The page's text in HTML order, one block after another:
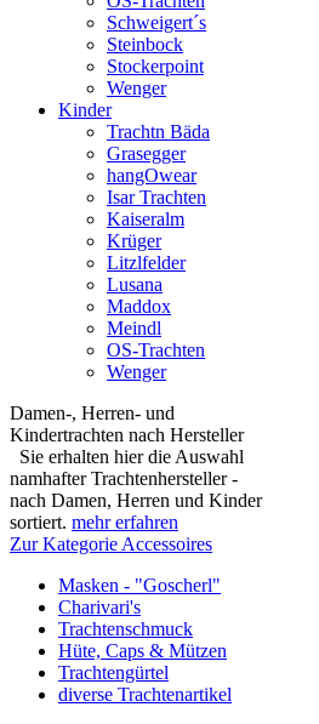
Schweigert´s
Steinbock
Stockerpoint
Wenger
Kinder
Trachtn Bäda
Grasegger
hangOwear
Isar Trachten
Kaiseralm
Krüger
Litzlfelder
Lusana
Maddox
Meindl
OS-Trachten
Wenger
Damen-, Herren- und
Kindertrachten nach Hersteller
Sie erhalten hier die Auswahl
namhafter Trachtenhersteller -
nach Damen, Herren und Kinder
sortiert. mehr erfahren
Zur Kategorie Accessoires
Masken - "Goscherl"
Charivari's
Trachtenschmuck
Hüte, Caps & Mützen
Trachtengürtel
diverse Trachtenartikel